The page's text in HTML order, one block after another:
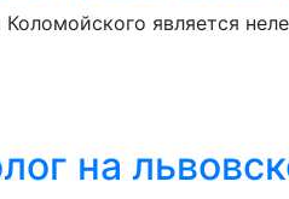
является
на